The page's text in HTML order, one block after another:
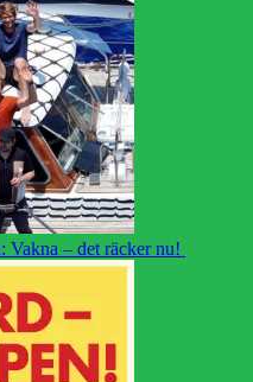
Vakna – det räcker nu!